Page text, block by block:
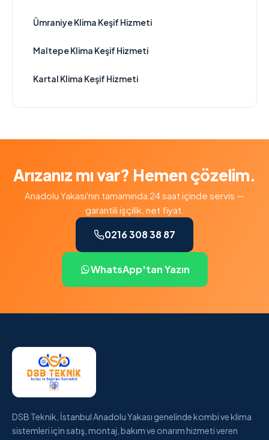
Ümraniye Klima Keşif Hizmeti
Maltepe Klima Keşif Hizmeti
Kartal Klima Keşif Hizmeti
Arızanız mı var? Hemen çözelim.
Anadolu Yakası'nın tamamında 24 saat içinde servis —
garantili işçilik, net fiyat.
0216 308 38 87
WhatsApp'tan Yazın
DSB Teknik, İstanbul Anadolu Yakası genelinde kombi ve klima
sistemleri için satış, montaj, bakım ve onarım hizmeti veren